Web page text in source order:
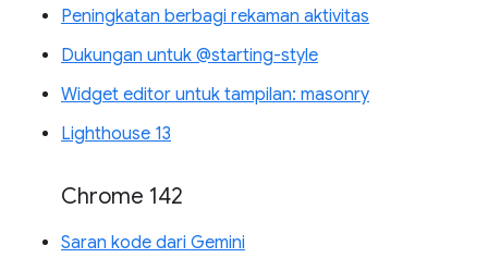
Peningkatan berbagi rekaman aktivitas
Dukungan untuk @starting-style
Widget editor untuk tampilan: masonry
Lighthouse 13
Chrome 142
Saran kode dari Gemini